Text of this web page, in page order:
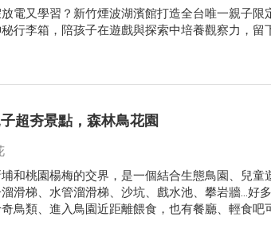
電又學習？新竹煙波湖濱館打造全台唯一親子
行李箱，陪孩子在遊戲與探索中培養觀察力，留
超夯景點，森林鳥花園
和桃園楊梅的交界，是一個結合生態鳥園、兒童
滑梯、水管溜滑梯、沙坑、戲水池、攀岩牆...好
鳥類、進入鳥園近距離餵食，也有餐廳、輕食吧